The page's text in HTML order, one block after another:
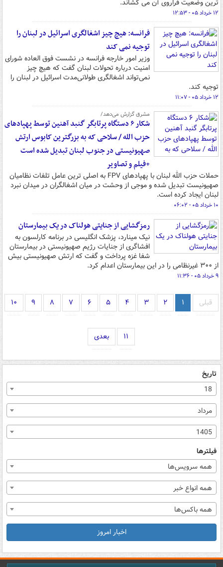
ترین وضعیت فراروی آن می کشاند.
۱۲ خرداد ۰۵ - ۱۲:۵۳
فرانسه: هیچ چیز اشغالگری اسرائیل در لبنان را
توجیه نمی کند
وزیر امور خارجه فرانسه در نشست فوق العاده شورای
امنیت درباره تحولات لبنان گفت که هیچ چیز
نمی‌تواند اشغالگری طولانی‌مدت اسرائیل در لبنان را
توجیه کند.
۱۲ خرداد ۰۵ - ۱۱:۰۷
مشرق گزارش می‌دهد/
شکار ۶ دستگاه پرتابگر گنبد آهنین توسط پهپادهای
حزب الله / سلاحی که به بزرگترین کابوس ارتش
صهیونیستی در جنوب لبنان تبدیل شده است
+فیلم و تصاویر
حملات حزب الله لبنان با پهپادهای FPV به اصلی ترین عامل تلفات نظامیان
صهیونیست تبدیل شده و موجی از وحشت در میان اشغالگران در میدان نبرد
لبنان ایجاد کرده است.
۱۰ خرداد ۰۵ - ۰۶:۰۲
رمزگشایی از جنایتی هولناک در یک بیمارستان
نیک مینارد، پزشک انگلیسی در برنامه کارلسون به
افشاگری از جنایات رژیم صهیونیستی در بیمارستان
شفا غزه پرداخت و گفت که ارتش صهیونیستی بیش
از ۳۰۰ غیرنظامی را در این بیمارستان اعدام کرد.
۹ خرداد ۰۵ - ۱۱:۳۶
قبلی ۱ ۲ ۳ ۴ ۵ ۶ ۷ ۸ ۹ ۱۰
۱۱ بعدی
تاریخ
18
مرداد
1405
فیلترها
همه سرویس‌ها
همه انواع خبر
همه باکس‌ها
اخبار امروز